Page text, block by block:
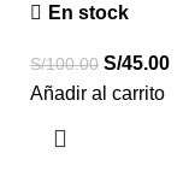
En stock
S/100.00 S/45.00
Añadir al carrito